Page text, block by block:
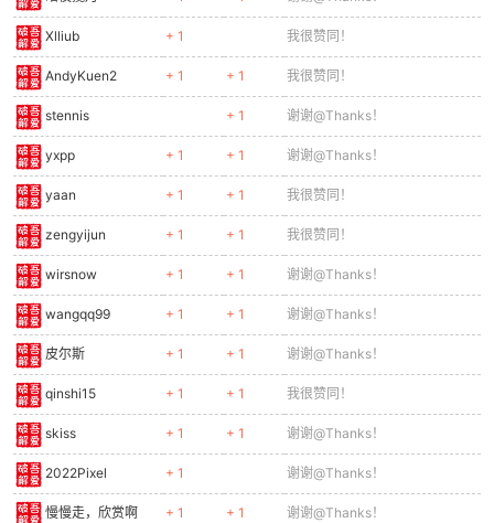
Xlliub + 1 我很赞同！
AndyKuen2 + 1 + 1 我很赞同！
stennis + 1 谢谢@Thanks！
yxpp + 1 + 1 谢谢@Thanks！
yaan + 1 + 1 我很赞同！
zengyijun + 1 + 1 我很赞同！
wirsnow + 1 + 1 谢谢@Thanks！
wangqq99 + 1 + 1 谢谢@Thanks！
皮尔斯 + 1 + 1 谢谢@Thanks！
qinshi15 + 1 + 1 我很赞同！
skiss + 1 + 1 谢谢@Thanks！
2022Pixel + 1 谢谢@Thanks！
慢慢走，欣赏啊 + 1 + 1 谢谢@Thanks！